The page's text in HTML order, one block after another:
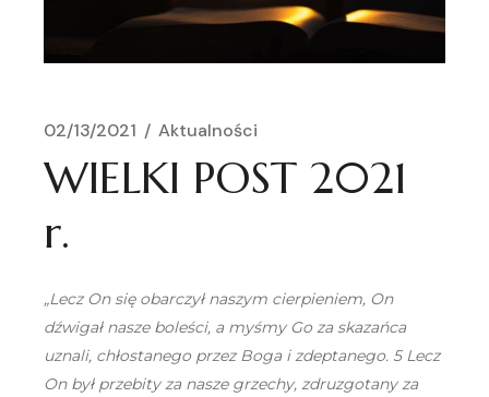
02/13/2021 Aktualności
WIELKI POST 2021
r.
„Lecz On się obarczył naszym cierpieniem, On
dźwigał nasze boleści, a myśmy Go za skazańca
uznali, chłostanego przez Boga i zdeptanego. 5 Lecz
On był przebity za nasze grzechy, zdruzgotany za